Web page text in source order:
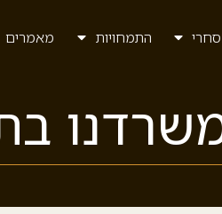
התמחויות מאמרים